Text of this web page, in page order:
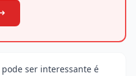
ser interessante é